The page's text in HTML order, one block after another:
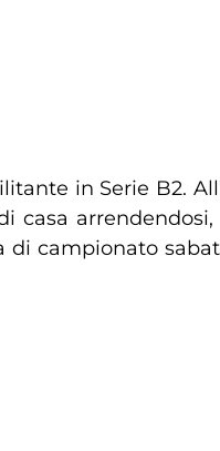
in Serie B2.
casa
campionato